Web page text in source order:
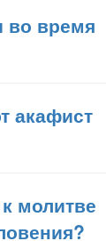
во время
акафист
молитве